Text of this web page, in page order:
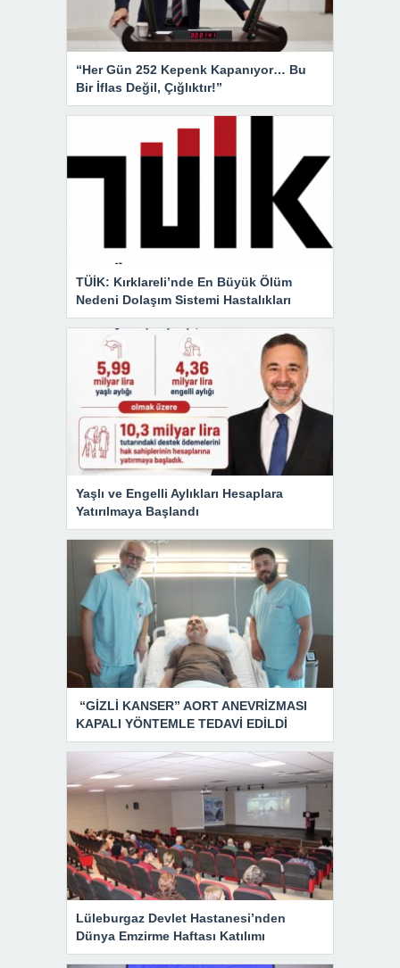
“Her Gün 252 Kepenk Kapanıyor… Bu
Bir İflas Değil, Çığlıktır!”
TÜİK: Kırklareli’nde En Büyük Ölüm
Nedeni Dolaşım Sistemi Hastalıkları
Yaşlı ve Engelli Aylıkları Hesaplara
Yatırılmaya Başlandı
“GİZLİ KANSER” AORT ANEVRİZMASI
KAPALI YÖNTEMLE TEDAVİ EDİLDİ
Lüleburgaz Devlet Hastanesi’nden
Dünya Emzirme Haftası Katılımı